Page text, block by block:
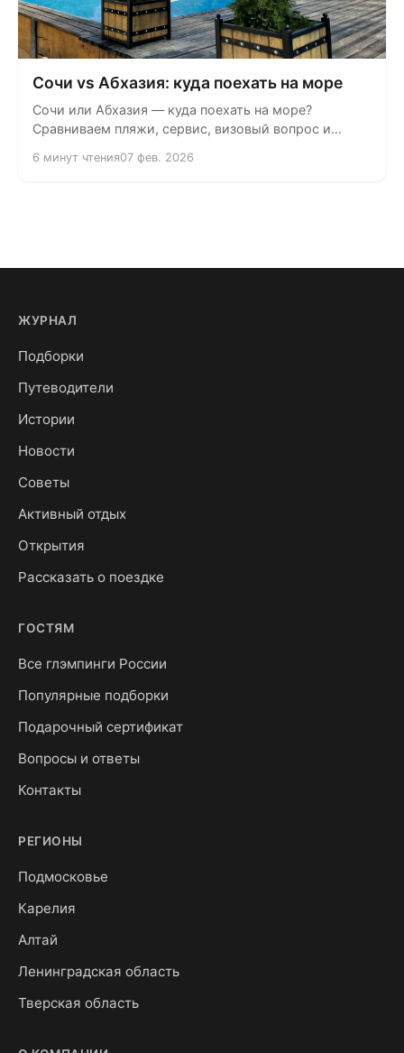
Сочи vs Абхазия: куда поехать на море
Сочи или Абхазия — куда поехать на море?
Сравниваем пляжи, сервис, визовый вопрос и
6 минут чтения07 фев. 2026
ЖУРНАЛ
Подборки
Путеводители
Истории
Новости
Советы
Активный отдых
Открытия
Рассказать о поездке
ГОСТЯМ
Все глэмпинги России
Популярные подборки
Подарочный сертификат
Вопросы и ответы
Контакты
РЕГИОНЫ
Подмосковье
Карелия
Алтай
Ленинградская область
Тверская область